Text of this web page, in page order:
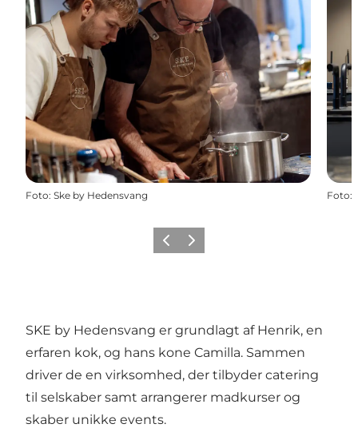
Foto: Ske by Hedensvang Foto:
Vorige Volgende
SKE by Hedensvang er grundlagt af Henrik, en
erfaren kok, og hans kone Camilla. Sammen
driver de en virksomhed, der tilbyder catering
til selskaber samt arrangerer madkurser og
skaber unikke events.